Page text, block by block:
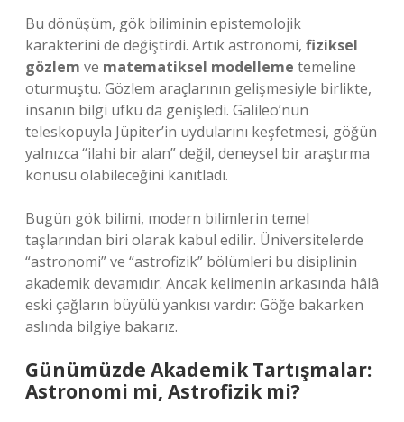
Bu dönüşüm, gök biliminin epistemolojik
karakterini de değiştirdi. Artık astronomi, fiziksel
gözlem ve matematiksel modelleme temeline
oturmuştu. Gözlem araçlarının gelişmesiyle birlikte,
insanın bilgi ufku da genişledi. Galileo’nun
teleskopuyla Jüpiter’in uydularını keşfetmesi, göğün
yalnızca “ilahi bir alan” değil, deneysel bir araştırma
konusu olabileceğini kanıtladı.
Bugün gök bilimi, modern bilimlerin temel
taşlarından biri olarak kabul edilir. Üniversitelerde
“astronomi” ve “astrofizik” bölümleri bu disiplinin
akademik devamıdır. Ancak kelimenin arkasında hâlâ
eski çağların büyülü yankısı vardır: Göğe bakarken
aslında bilgiye bakarız.
Günümüzde Akademik Tartışmalar:
Astronomi mi, Astrofizik mi?